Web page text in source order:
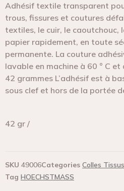
Adhésif textile transparent
trous, fissures et coutures
textiles, le cuir, le caoutchouc,
papier rapidement, en toute
permanente. La couture
lavable en machine à 60 ° C
42 grammes L’adhésif est à
sous clef et hors de la portée
42 gr /
SKU 49006Categories Colles Tissus
Tag HOECHSTMASS